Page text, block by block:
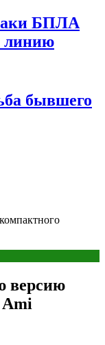
БПЛА
линию
бывшего
версию
Ami